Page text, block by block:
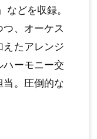
どを収録。
、オーケス
えたアレンジ
ハーモニー交
当。圧倒的な